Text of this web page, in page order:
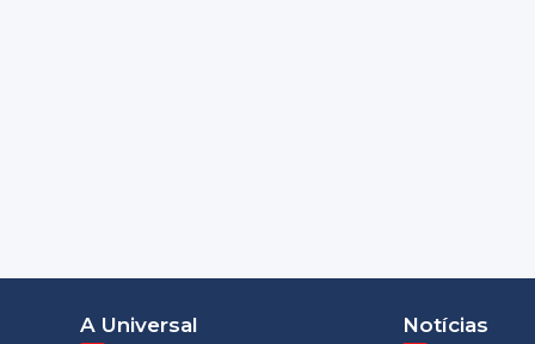
A Universal Notícias